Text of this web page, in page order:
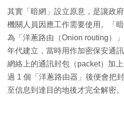
其實「暗網」設立原意，是讓政
機關人員因應工作需要使用。「
為「洋蔥路由（Onion routing）
年代建立，當時用作加密保安通
網絡上的通訊封包（packet）加
過 1 個「洋蔥路由器」後便會把
至信息到達目的地後才完全解密。